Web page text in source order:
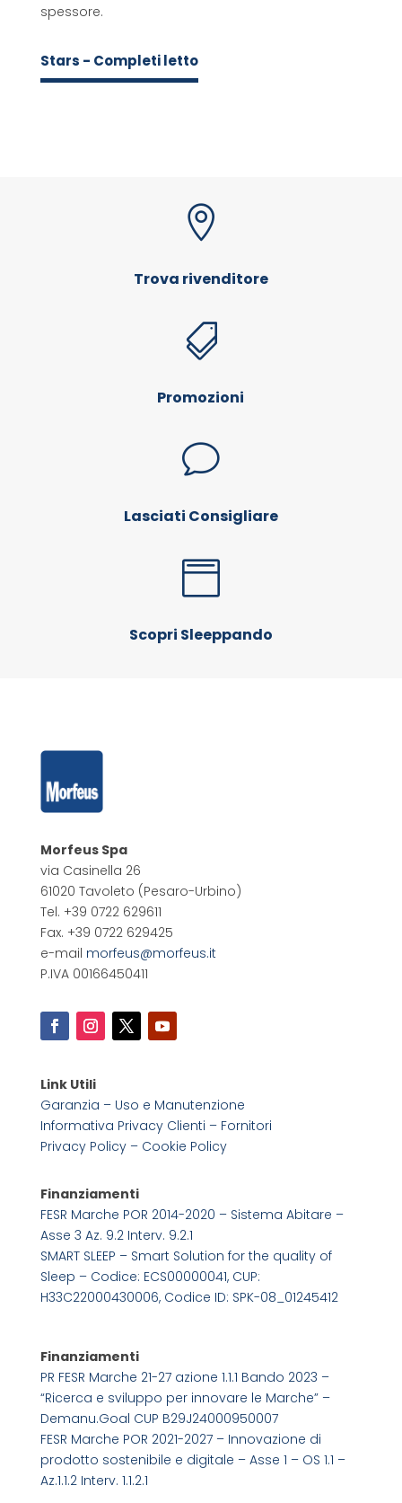
spessore.
Stars - Completi letto

Trova rivenditore

Promozioni
v
Lasciati Consigliare

Scopri Sleeppando
Morfeus Spa
via Casinella 26
61020 Tavoleto (Pesaro-Urbino)
Tel. +39 0722 629611
Fax. +39 0722 629425
e-mail morfeus@morfeus.it
P.IVA 00166450411
Link Utili
Garanzia – Uso e Manutenzione
Informativa Privacy Clienti – Fornitori
Privacy Policy – Cookie Policy
Finanziamenti
FESR Marche POR 2014-2020 – Sistema Abitare –
Asse 3 Az. 9.2 Interv. 9.2.1
SMART SLEEP – Smart Solution for the quality of
Sleep – Codice: ECS00000041, CUP:
H33C22000430006, Codice ID: SPK-08_01245412
Finanziamenti
PR FESR Marche 21-27 azione 1.1.1 Bando 2023 –
“Ricerca e sviluppo per innovare le Marche” –
Demanu.Goal CUP B29J24000950007
FESR Marche POR 2021-2027 – Innovazione di
prodotto sostenibile e digitale – Asse 1 – OS 1.1 –
Az.1.1.2 Interv. 1.1.2.1